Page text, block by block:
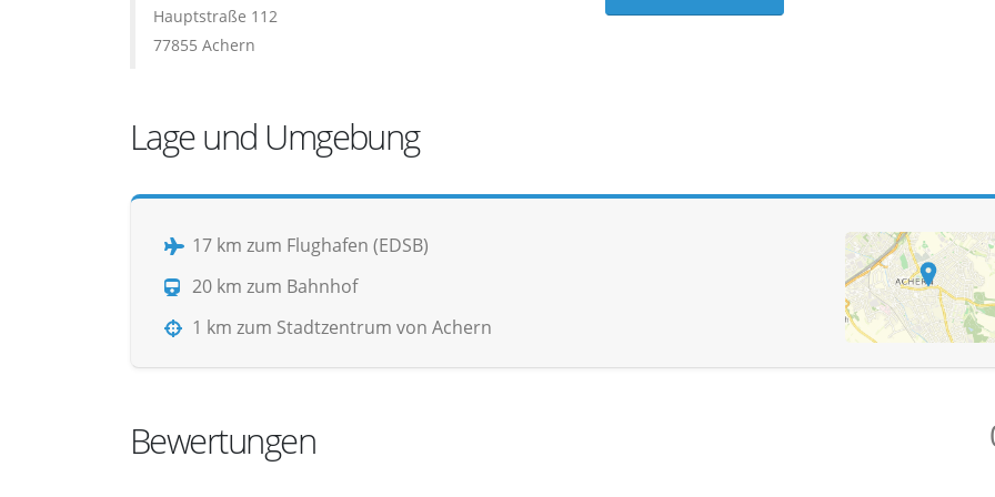
Hauptstraße 112
77855 Achern
Lage und Umgebung
17 km zum Flughafen (EDSB)
20 km zum Bahnhof
1 km zum Stadtzentrum von Achern
Bewertungen